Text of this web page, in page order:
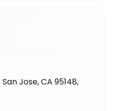
Jose, CA 95148,